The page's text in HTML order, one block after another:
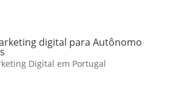
digital para Autônomo
Digital em Portugal